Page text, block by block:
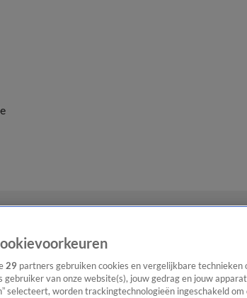
29 partners gebruiken cookies en vergelijkbare
gebruiker van onze website(s), jouw gedrag en jouw
selecteert, worden trackingtechnologieën ingeschakeld